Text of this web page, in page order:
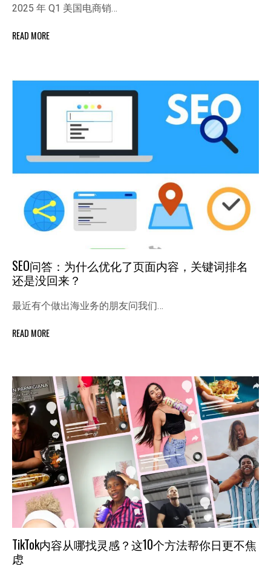
2025 年 Q1 美国电商销…
READ MORE
SEO问答：为什么优化了页面内容，关键词排名
还是没回来？
最近有个做出海业务的朋友问我们…
READ MORE
TikTok内容从哪找灵感？这10个方法帮你日更不焦
虑